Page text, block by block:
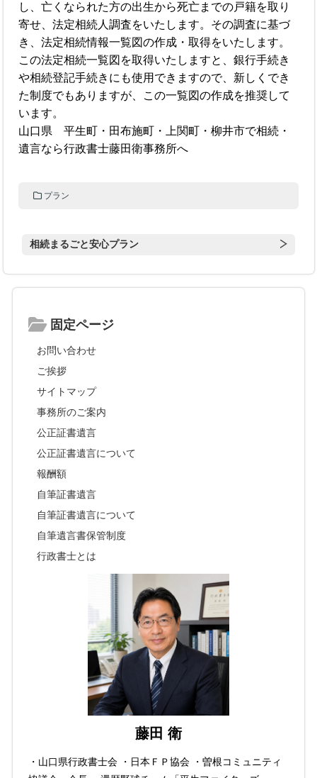
し、亡くなられた方の出生から死亡までの戸籍を取り
寄せ、法定相続人調査をいたします。その調査に基づ
き、法定相続情報一覧図の作成・取得をいたします。
この法定相続一覧図を取得いたしますと、銀行手続き
や相続登記手続きにも使用できますので、新しくでき
た制度でもありますが、この一覧図の作成を推奨して
います。
山口県 平生町・田布施町・上関町・柳井市で相続・
遺言なら行政書士藤田衛事務所へ
プラン
相続まるごと安心プラン
固定ページ
お問い合わせ
ご挨拶
サイトマップ
事務所のご案内
公正証書遺言
公正証書遺言について
報酬額
自筆証書遺言
自筆証書遺言について
自筆遺言書保管制度
行政書士とは
藤田 衛
・山口県行政書士会 ・日本ＦＰ協会 ・曽根コミュニティ